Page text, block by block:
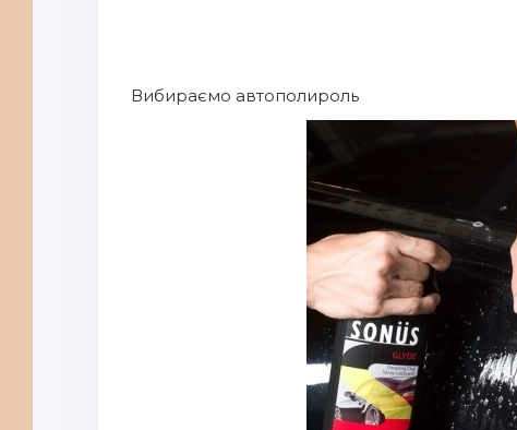
Вибираємо автополироль